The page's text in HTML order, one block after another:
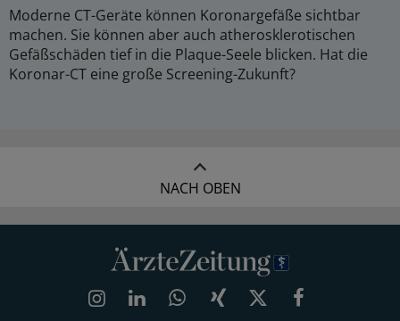
Moderne CT-Geräte können Koronargefäße sichtbar
machen. Sie können aber auch atherosklerotischen
Gefäßschäden tief in die Plaque-Seele blicken. Hat die
Koronar-CT eine große Screening-Zukunft?
NACH OBEN